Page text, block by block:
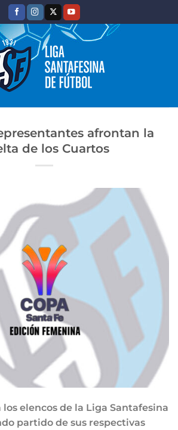
afrontan la
de los Cuartos
elencos de la Liga Santafesina
partido de sus respectivas